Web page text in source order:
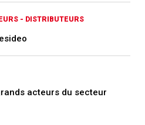
- DISTRIBUTEURS
acteurs du secteur